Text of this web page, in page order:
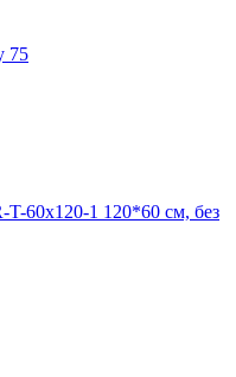
75
T-60x120-1 120*60 см, без